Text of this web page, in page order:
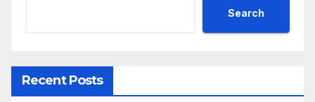
Search
Recent Posts